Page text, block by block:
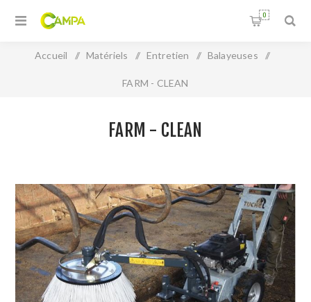
0
Accueil / Matériels / Entretien / Balayeuses /
FARM - CLEAN
FARM - CLEAN